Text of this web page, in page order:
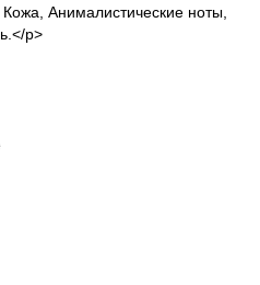
Анималистические ноты,
p>